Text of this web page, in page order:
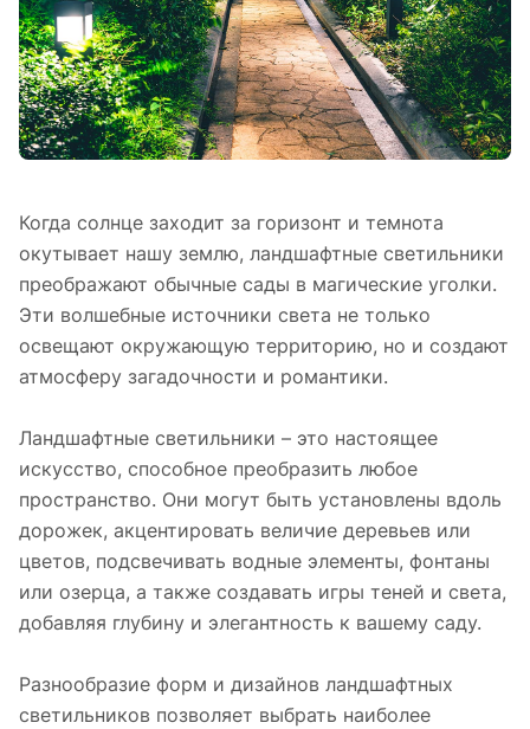
Когда солнце заходит за горизонт и темнота
окутывает нашу землю, ландшафтные светильники
преображают обычные сады в магические уголки.
Эти волшебные источники света не только
освещают окружающую территорию, но и создают
атмосферу загадочности и романтики.
Ландшафтные светильники – это настоящее
искусство, способное преобразить любое
пространство. Они могут быть установлены вдоль
дорожек, акцентировать величие деревьев или
цветов, подсвечивать водные элементы, фонтаны
или озерца, а также создавать игры теней и света,
добавляя глубину и элегантность к вашему саду.
Разнообразие форм и дизайнов ландшафтных
светильников позволяет выбрать наиболее